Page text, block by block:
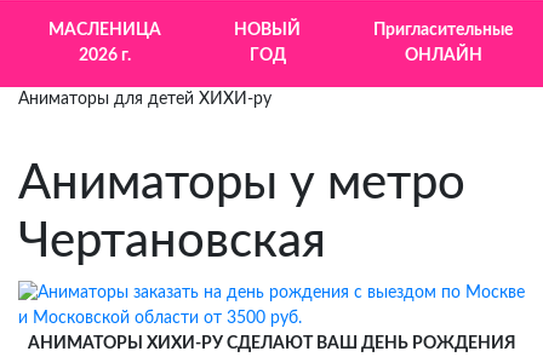
МАСЛЕНИЦА
2026 г.
НОВЫЙ
ГОД
Пригласительные
ОНЛАЙН
Аниматоры для детей ХИХИ-ру
Аниматоры у метро
Чертановская
АНИМАТОРЫ ХИХИ-РУ СДЕЛАЮТ ВАШ ДЕНЬ РОЖДЕНИЯ